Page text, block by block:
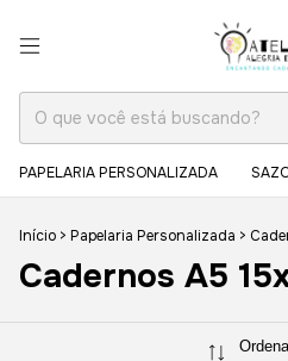
PAPELARIA PERSONALIZADA
Início > Papelaria Personalizada >
Cadernos A5